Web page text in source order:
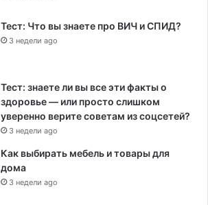
Тест: Что вы знаете про ВИЧ и СПИД?
3 недели ago
Тест: знаете ли вы все эти факты о
здоровье — или просто слишком
уверенно верите советам из соцсетей?
3 недели ago
Как выбирать мебель и товары для
дома
3 недели ago